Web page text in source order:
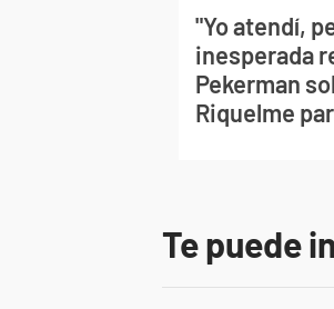
"Yo atendí,
inesperada
Pekerman
Riquelme
Te puede